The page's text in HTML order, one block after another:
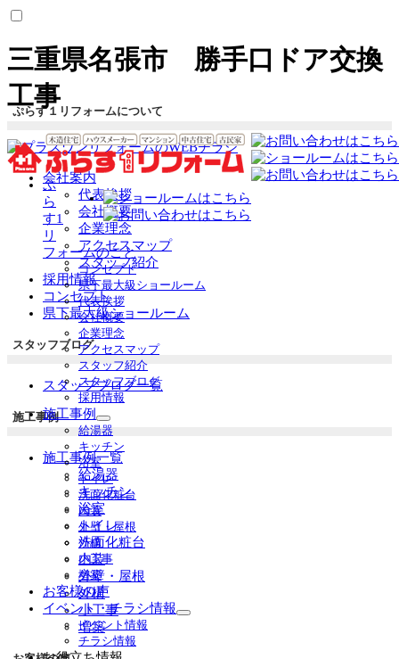
三重県名張市 勝手口ドア交換
工事
ぷ
ら
す1
リ
フォームのこと
コンセプト
県下最大級ショールーム
代表挨拶
会社概要
企業理念
アクセスマップ
スタッフ紹介
スタッフブログ
採用情報
施工事例
サ
ブ
メ
ニ
ュ
ー
を
展
開
給湯器
キッチン
浴室
トイレ
洗面化粧台
内装
外壁・屋根
外構
小工事
増築
お客様の声
イベント・チラシ情報
サ
イベント情報
チラシ情報
ぷらす１リフォームについて
会社案内
代表挨拶
会社概要
企業理念
アクセスマップ
スタッフ紹介
採用情報
コンセプト
県下最大級ショールーム
スタッフブログ
スタッフブログ一覧
施工事例
施工事例一覧
給湯器
キッチン
浴室
トイレ
洗面化粧台
内装
外壁・屋根
外構
小工事
増築